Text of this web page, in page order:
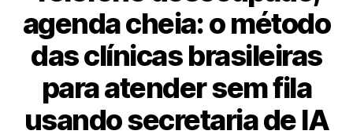
agenda cheia: o método
das clínicas brasileiras
para atender sem fila
usando secretaria de IA